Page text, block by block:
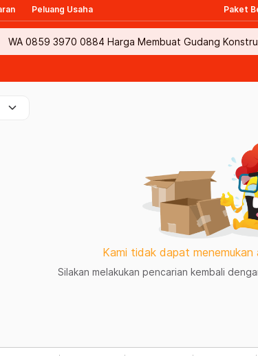
Peluang Usaha Paket
keyboard_arrow_down
Kami tidak dapat menemukan
Silakan melakukan pencarian kembali